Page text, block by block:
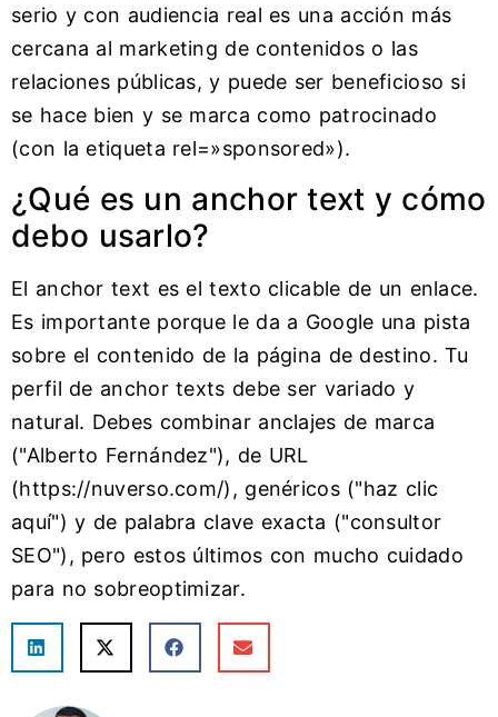
serio y con audiencia real es una acción más
cercana al marketing de contenidos o las
relaciones públicas, y puede ser beneficioso si
se hace bien y se marca como patrocinado
(con la etiqueta rel=»sponsored»).
¿Qué es un anchor text y cómo
debo usarlo?
El anchor text es el texto clicable de un enlace.
Es importante porque le da a Google una pista
sobre el contenido de la página de destino. Tu
perfil de anchor texts debe ser variado y
natural. Debes combinar anclajes de marca
("Alberto Fernández"), de URL
(https://nuverso.com/), genéricos ("haz clic
aquí") y de palabra clave exacta ("consultor
SEO"), pero estos últimos con mucho cuidado
para no sobreoptimizar.